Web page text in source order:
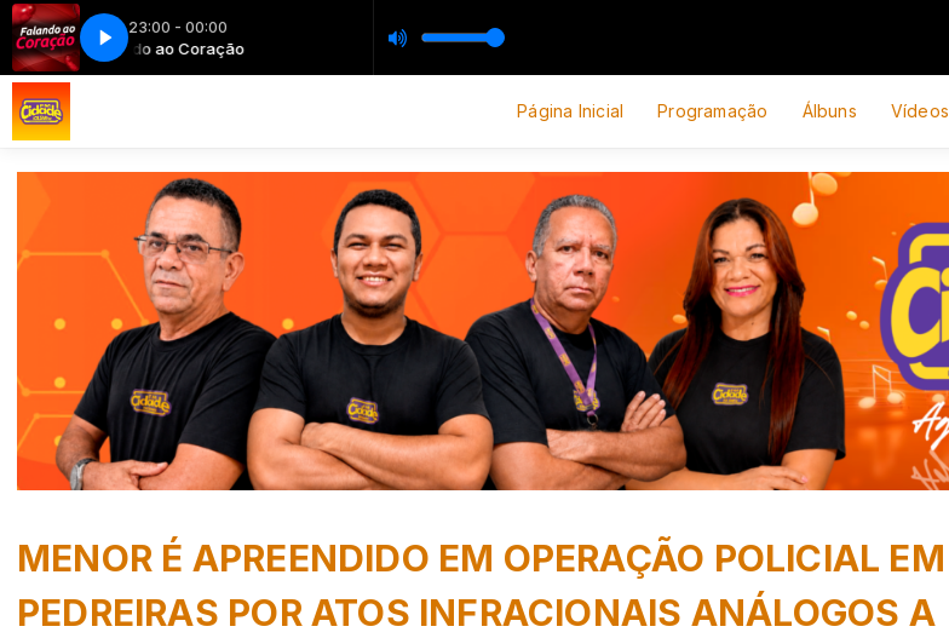
23:00 - 00:00
Falando ao Coração Falando ao Coração
Página Inicial Programação Álbuns Vídeos
MENOR É APREENDIDO EM OPERAÇÃO POLICIAL EM
PEDREIRAS POR ATOS INFRACIONAIS ANÁLOGOS A